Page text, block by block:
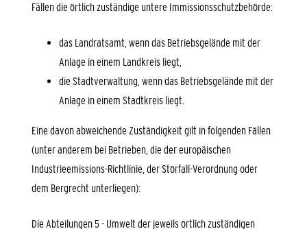
Fällen die örtlich zuständige untere Immissionsschutzbehörde:
das Landratsamt, wenn das Betriebsgelände mit der
Anlage in einem Landkreis liegt,
die Stadtverwaltung, wenn das Betriebsgelände mit der
Anlage in einem Stadtkreis liegt.
Eine davon abweichende Zuständigkeit gilt in folgenden Fällen
(unter anderem bei Betrieben, die der europäischen
Industrieemissions-Richtlinie, der Störfall-Verordnung oder
dem Bergrecht unterliegen):
Die Abteilungen 5 - Umwelt der jeweils örtlich zuständigen